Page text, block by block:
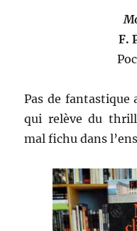
F.
Pas de fantastique
qui relève du
mal fichu dans